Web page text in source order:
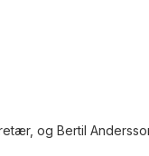
og Bertil